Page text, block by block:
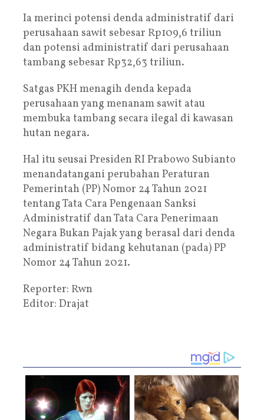
Ia merinci potensi denda administratif dari
perusahaan sawit sebesar Rp109,6 triliun
dan potensi administratif dari perusahaan
tambang sebesar Rp32,63 triliun.
Satgas PKH menagih denda kepada
perusahaan yang menanam sawit atau
membuka tambang secara ilegal di kawasan
hutan negara.
Hal itu seusai Presiden RI Prabowo Subianto
menandatangani perubahan Peraturan
Pemerintah (PP) Nomor 24 Tahun 2021
tentang Tata Cara Pengenaan Sanksi
Administratif dan Tata Cara Penerimaan
Negara Bukan Pajak yang berasal dari denda
administratif bidang kehutanan (pada) PP
Nomor 24 Tahun 2021.
Reporter: Rwn
Editor: Drajat